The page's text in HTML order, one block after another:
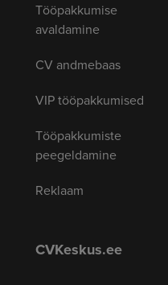
Tööpakkumise
avaldamine
CV andmebaas
VIP tööpakkumised
Tööpakkumiste
peegeldamine
Reklaam
CVKeskus.ee